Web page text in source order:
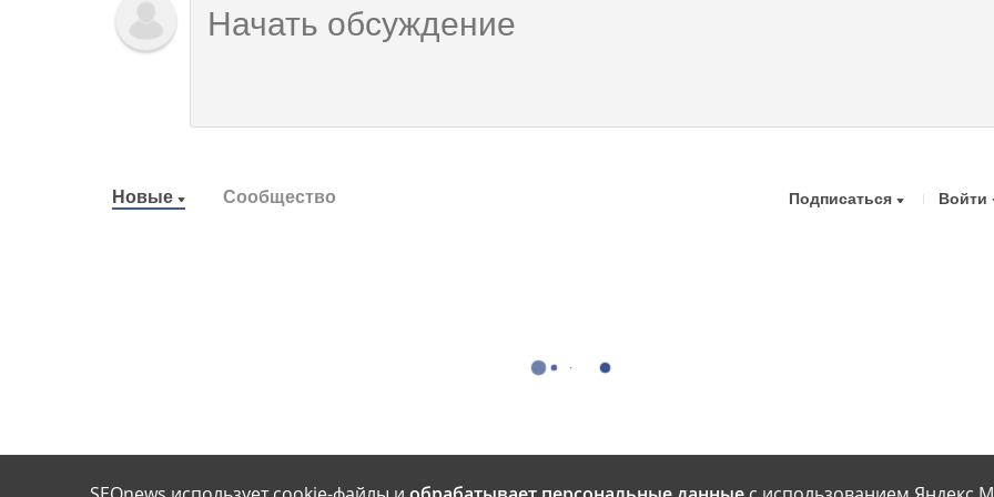
Новые Сообщество Подписаться Войти